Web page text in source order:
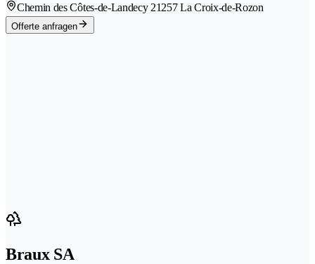
Chemin des Côtes-de-Landecy 21257 La Croix-de-Rozon
Offerte anfragen
Braux SA